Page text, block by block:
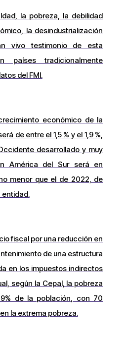
la pobreza, la debilidad
la desindustrialización
vivo testimonio de esta
países tradicionalmente
del FMI.
económico de la
de entre el 1,5 % y el 1,9 %,
desarrollado y muy
América del Sur será en
menor que el de 2022, de
entidad.
fiscal por una reducción en
de una estructura
en los impuestos indirectos
según la Cepal, la pobreza
de la población, con 70
la extrema pobreza.